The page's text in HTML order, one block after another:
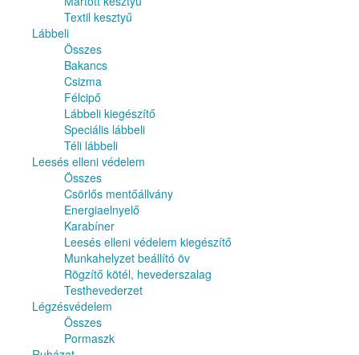
Textil kesztyű
Lábbeli
Összes
Bakancs
Csizma
Félcipő
Lábbeli kiegészítő
Speciális lábbeli
Téli lábbeli
Leesés elleni védelem
Összes
Csörlős mentőállvány
Energiaelnyelő
Karabíner
Leesés elleni védelem kiegészítő
Munkahelyzet beállító öv
Rögzítő kötél, hevederszalag
Testhevederzet
Légzésvédelem
Összes
Pormaszk